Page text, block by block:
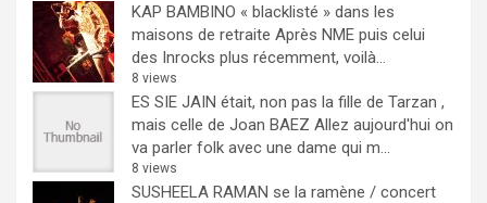
KAP BAMBINO « blacklisté » dans les
maisons de retraite Après NME puis celui
des Inrocks plus récemment, voilà...
8 views
ES SIE JAIN était, non pas la fille de Tarzan ,
mais celle de Joan BAEZ Allez aujourd'hui on
va parler folk avec une dame qui m...
8 views
SUSHEELA RAMAN se la ramène / concert